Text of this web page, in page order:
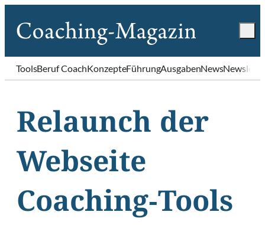
ToolsBeruf CoachKonzepteFührungAusgabenNews
Relaunch der
Webseite
Coaching-Tools